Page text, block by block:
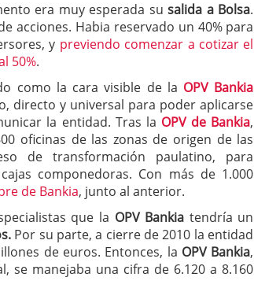
era muy esperada susalida a Bolsa.
acciones. Habia reservado un 40% para
y previendo comenzar a cotizar el
50%.
como la cara visible de la OPV Bankia
directo y universal para poder aplicarse
la entidad. Tras la OPV de Bankia,
oficinas de las zonas de origen de las
de transformación paulatino, para
componedoras. Con más de 1.000
de Bankia, junto al anterior.
que la OPV Bankia tendría un
Por su parte, a cierre de 2010 la entidad
de euros. Entonces, la OPV Bankia,
se manejaba una cifra de 6.120 a 8.160